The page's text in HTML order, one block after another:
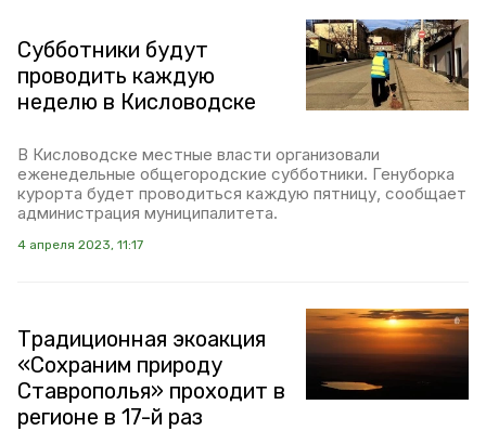
Субботники будут
проводить каждую
неделю в Кисловодске
В Кисловодске местные власти организовали
еженедельные общегородские субботники. Генуборка
курорта будет проводиться каждую пятницу, сообщает
администрация муниципалитета.
4 апреля 2023, 11:17
Традиционная экоакция
«Сохраним природу
Ставрополья» проходит в
регионе в 17-й раз